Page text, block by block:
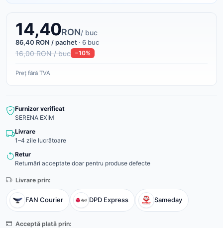
14,40RON/ buc
86,40 RON / pachet · 6 buc
16,00 RON / buc −10%
Preț fără TVA
Furnizor verificat
SERENA EXIM
Livrare
1–4 zile lucrătoare
Retur
Returnări acceptate doar pentru produse defecte
Livrare prin:
FAN Courier DPD Express Sameday
Acceptă plată prin: